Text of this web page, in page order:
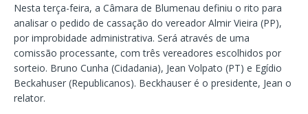
Nesta terça-feira, a Câmara de Blumenau definiu o rito para
analisar o pedido de cassação do vereador Almir Vieira (PP),
por improbidade administrativa. Será através de uma
comissão processante, com três vereadores escolhidos por
sorteio. Bruno Cunha (Cidadania), Jean Volpato (PT) e Egídio
Beckahuser (Republicanos). Beckhauser é o presidente, Jean o
relator.